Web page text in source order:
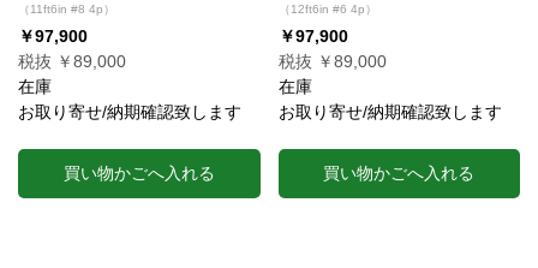
（11ft6in #8 4p）
￥97,900
税抜 ￥89,000
在庫
お取り寄せ/納期確認致します
買い物かごへ入れる
（12ft6in #6 4p）
￥97,900
税抜 ￥89,000
在庫
お取り寄せ/納期確認致します
買い物かごへ入れる